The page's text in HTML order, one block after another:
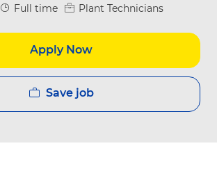
Job Type
Full time Plant Technicians
Apply Now
Save job